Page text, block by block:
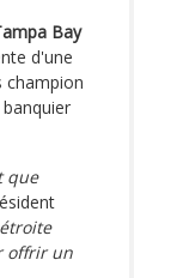
Bay
d'une
champion
que
offrir un